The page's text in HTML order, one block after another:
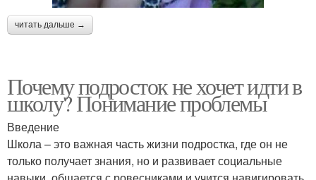
читать дальше →
Почему подросток не хочет идти в
школу? Понимание проблемы
Введение
Школа – это важная часть жизни подростка, где он не
только получает знания, но и развивает социальные